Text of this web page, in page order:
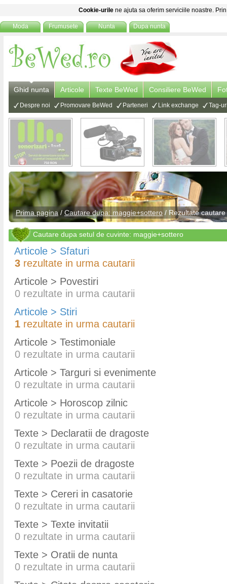
Cookie-urile ne ajuta sa oferim serviciile noastre.
Moda Frumusete Nunta Dupa nunta
Ghid nunta Articole Texte BeWed Consiliere BeWed
Despre noi Promovare BeWed Parteneri Link exchange Tag-
Prima pagina / Cautare dupa: maggie+sottero / Rezultate cautare
Cautare dupa setul de cuvinte: maggie+sottero
Articole > Sfaturi
3 rezultate in urma cautarii
Articole > Povestiri
0 rezultate in urma cautarii
Articole > Stiri
1 rezultate in urma cautarii
Articole > Testimoniale
0 rezultate in urma cautarii
Articole > Targuri si evenimente
0 rezultate in urma cautarii
Articole > Horoscop zilnic
0 rezultate in urma cautarii
Texte > Declaratii de dragoste
0 rezultate in urma cautarii
Texte > Poezii de dragoste
0 rezultate in urma cautarii
Texte > Cereri in casatorie
0 rezultate in urma cautarii
Texte > Texte invitatii
0 rezultate in urma cautarii
Texte > Oratii de nunta
0 rezultate in urma cautarii